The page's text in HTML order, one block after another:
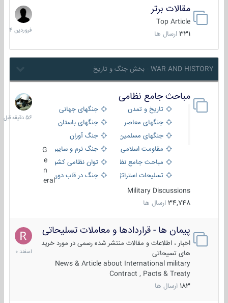
مقالات برتر
Top Article
331 ارسال ها
29
فروردین
1404
WAR AND HISTORY - بخش جنگ و تاریخ
مباحث جامع نظامی
تاریخ و تمدن
جنگهای جهانی
جنگهای معاصر
جنگهای باستان
جنگهای مسلمین
جنگ آوران
مقاومت اسلامی
جنگ نرم و سایبری
مباحث جامع نظامی
توان نظامی کشورها
تسلیحات استراتژیک
جنگ در قاب دوربین
eral
Military Discussions
34,748 ارسال ها
56
دقیقه
قبل
پیمان ها - قراردادها و معاملات تسلیحاتی
اخبار ، اطلاعات و مقالات منتشر شده رسمی در مورد خرید
های تسیحاتی
News & Article about International military
Contract , Pacts & Treaty
183 ارسال ها
7
اسفند
1400